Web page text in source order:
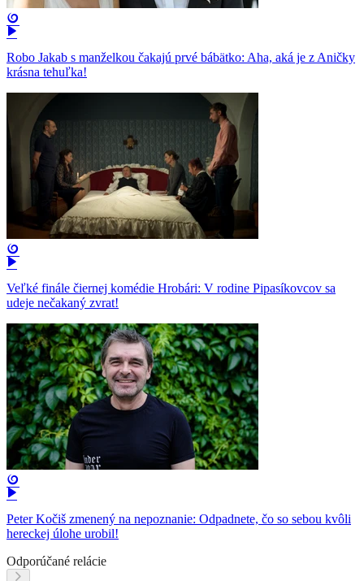
Robo Jakab s manželkou čakajú prvé bábätko: Aha, aká je z Aničky
krásna tehuľka!
Veľké finále čiernej komédie Hrobári: V rodine Pipasíkovcov sa
udeje nečakaný zvrat!
Peter Kočiš zmenený na nepoznanie: Odpadnete, čo so sebou kvôli
hereckej úlohe urobil!
Odporúčané relácie